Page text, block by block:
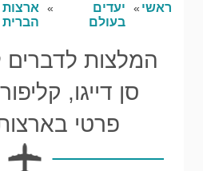
ראשי
יעדים
בעולם
ארצות
הברית
המלצות לדברים
סן דייגו,
פרטי